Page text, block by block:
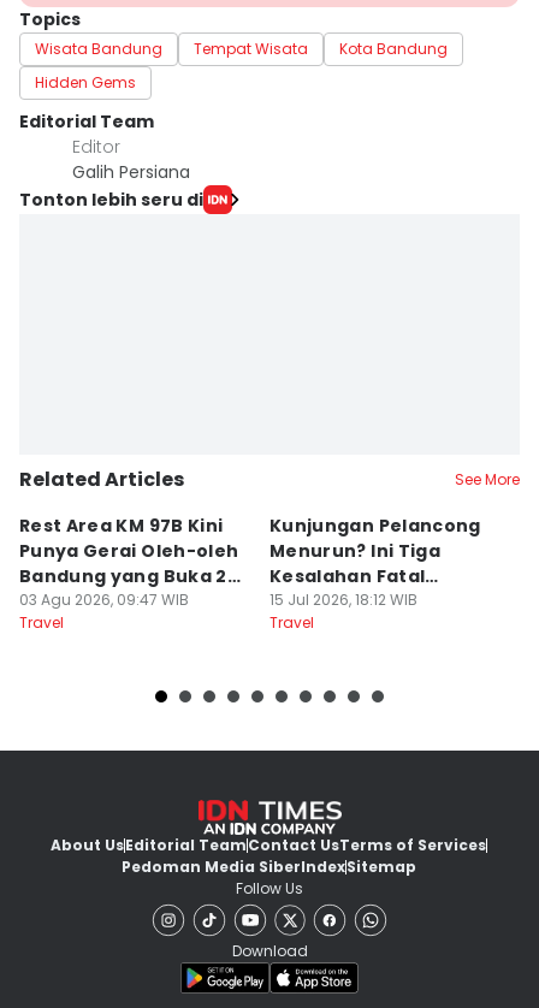
Topics
Wisata Bandung Tempat Wisata
Kota Bandung
Hidden Gems
Editorial Team
Editor
Galih Persiana
Tonton lebih seru di
Related Articles See More
Rest Area KM 97B Kini
Punya Gerai Oleh-oleh
Bandung yang Buka 24
Jam
03 Agu 2026, 09:47 WIB
Travel
Kunjungan Pelancong
Menurun? Ini Tiga
Kesalahan Fatal
Pengelola Wisata
15 Jul 2026, 18:12 WIB
Travel
About UsEditorial TeamContact UsTerms of Services
Pedoman Media SiberIndexSitemap
Follow Us
Download